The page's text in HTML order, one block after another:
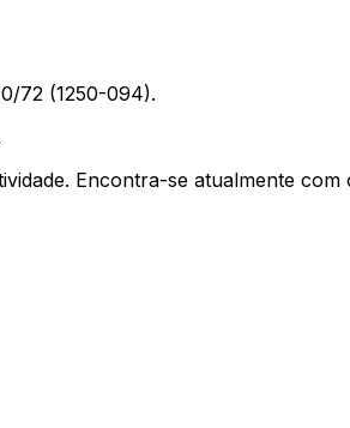
72 (1250-094).
Encontra-se atualmente com